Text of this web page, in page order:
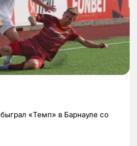
«Темп» в Барнауле со